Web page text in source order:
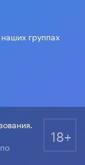
группах
18+